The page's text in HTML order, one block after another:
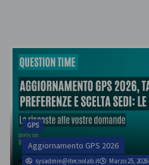
GPS
Aggiornamento GPS 2026
sysadmin@itecnolab.it Marzo 25, 2026